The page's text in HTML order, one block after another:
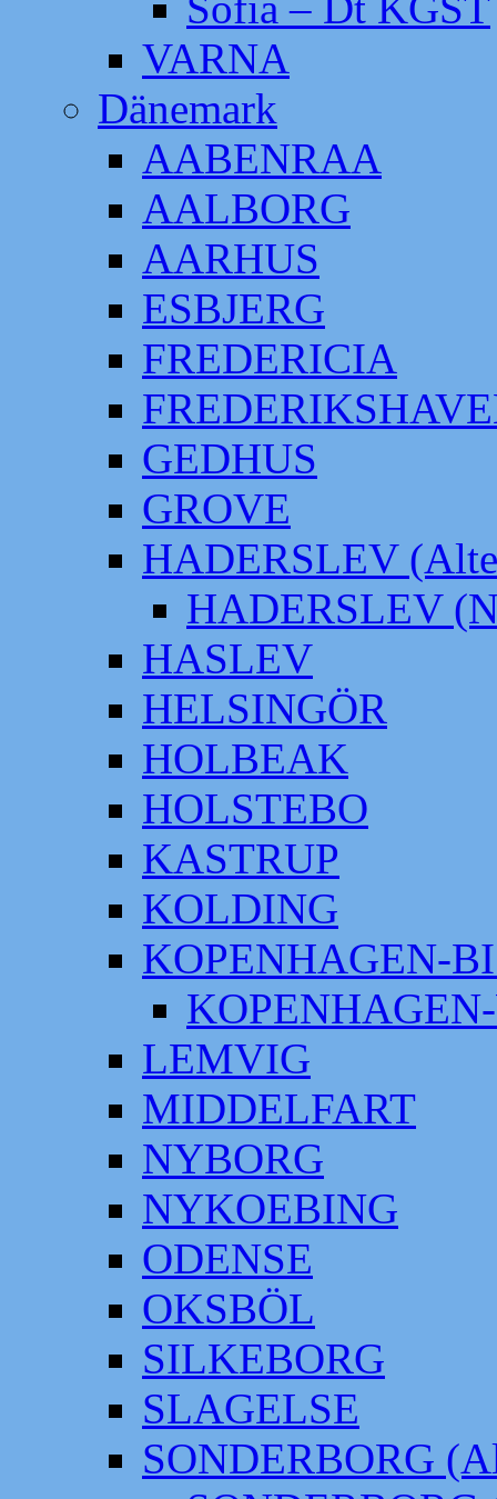
VARNA
Dänemark
AABENRAA
AALBORG
AARHUS
ESBJERG
FREDERICIA
GEDHUS
GROVE
HADERSLEV
HADERSLEV
HASLEV
HELSINGÖR
HOLBEAK
HOLSTEBO
KASTRUP
KOLDING
KOPENHAGEN-
LEMVIG
MIDDELFART
NYBORG
NYKOEBING
ODENSE
OKSBÖL
SILKEBORG
SLAGELSE
SONDERBORG